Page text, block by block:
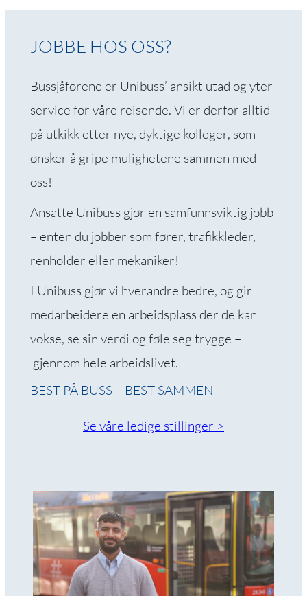
JOBBE HOS OSS?
Bussjåførene er Unibuss’ ansikt utad og yter
service for våre reisende. Vi er derfor alltid
på utkikk etter nye, dyktige kolleger, som
ønsker å gripe mulighetene sammen med
oss!
Ansatte Unibuss gjør en samfunnsviktig jobb
– enten du jobber som fører, trafikkleder,
renholder eller mekaniker!
I Unibuss gjør vi hverandre bedre, og gir
medarbeidere en arbeidsplass der de kan
vokse, se sin verdi og føle seg trygge –
gjennom hele arbeidslivet.
BEST PÅ BUSS – BEST SAMMEN
Se våre ledige stillinger
Opplevelse
disse
informasjonskapslene,
vil noe funksjonalitet
forsvinne fra
nettstedet.
Markedsføring
interesser og
oppførsel når du
nettstedet vårt,
øker du sjansen
for å se
personlig